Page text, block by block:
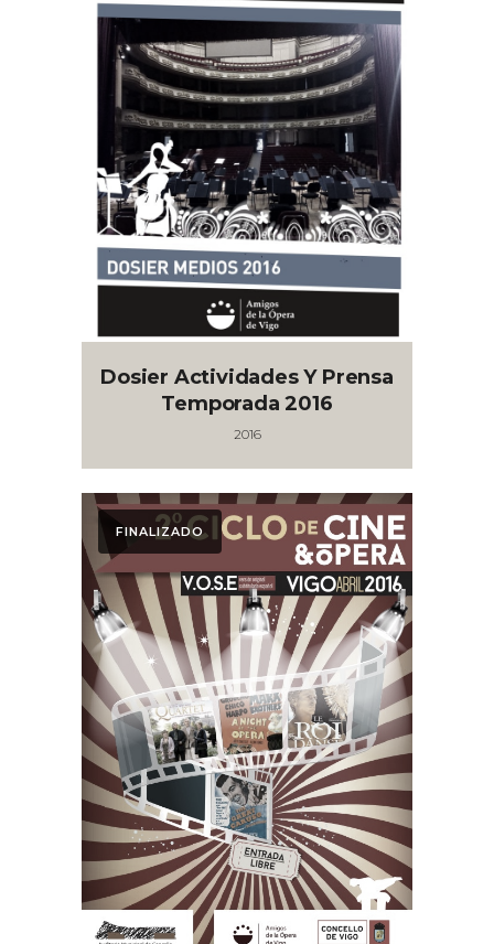
Dosier Actividades Y Prensa
Temporada 2016
2016
FINALIZADO